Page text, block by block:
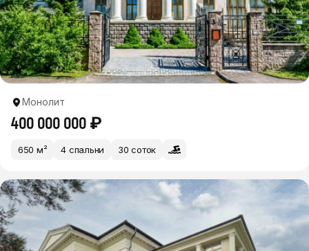
Монолит
400 000 000 ₽
650 м² 4 спальни 30 соток